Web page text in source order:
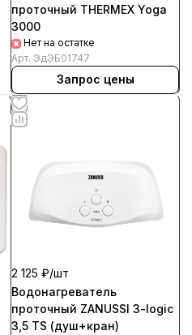
проточный ТНЕRMEX Yoga
3000
Нет на остатке
Арт. ЭдЭБ01747
Запрос цены
2 125 ₽/шт
Водонагреватель
проточный ZANUSSI 3-logic
3,5 TS (душ+кран)